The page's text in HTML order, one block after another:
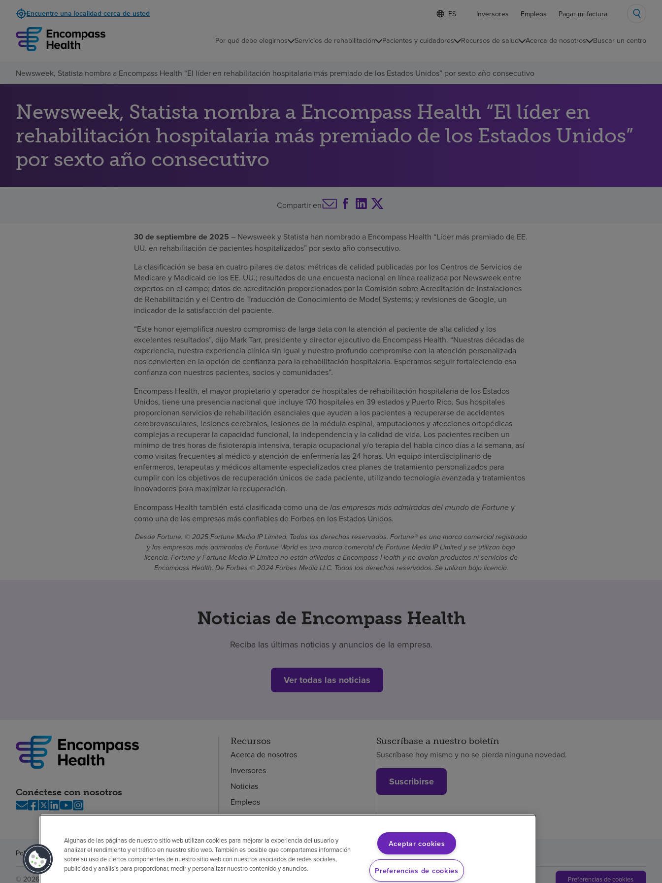
Encuentre una localidad cerca de usted
Lista
de
contraída
d
o
m
e
l
c
i
o
n
Inversores Empleos Pagar mi factura
Por qué debe elegirnos Servicios de rehabilitación Pacientes y cuidadores Recursos de salud Acerca de nosotros Buscar un centro
Newsweek, Statista nombra a Encompass Health “El líder en rehabilitación hospitalaria más premiado de los Estados Unidos” por sexto año consecutivo
Newsweek, Statista nombra a Encompass Health “El líder en
rehabilitación hospitalaria más premiado de los Estados Unidos”
por sexto año consecutivo
Compartir en
30 de septiembre de 2025 – Newsweek y Statista han nombrado a Encompass Health “Líder más premiado de EE.
UU. en rehabilitación de pacientes hospitalizados” por sexto año consecutivo.
La clasificación se basa en cuatro pilares de datos: métricas de calidad publicadas por los Centros de Servicios de
Medicare y Medicaid de los EE. UU.; resultados de una encuesta nacional en línea realizada por Newsweek entre
expertos en el campo; datos de acreditación proporcionados por la Comisión sobre Acreditación de Instalaciones
de Rehabilitación y el Centro de Traducción de Conocimiento de Model Systems; y revisiones de Google, un
indicador de la satisfacción del paciente.
“Este honor ejemplifica nuestro compromiso de larga data con la atención al paciente de alta calidad y los
excelentes resultados”, dijo Mark Tarr, presidente y director ejecutivo de Encompass Health. “Nuestras décadas de
experiencia, nuestra experiencia clínica sin igual y nuestro profundo compromiso con la atención personalizada
nos convierten en la opción de confianza para la rehabilitación hospitalaria. Esperamos seguir fortaleciendo esa
confianza con nuestros pacientes, socios y comunidades”.
Encompass Health, el mayor propietario y operador de hospitales de rehabilitación hospitalaria de los Estados
Unidos, tiene una presencia nacional que incluye 170 hospitales en 39 estados y Puerto Rico. Sus hospitales
proporcionan servicios de rehabilitación esenciales que ayudan a los pacientes a recuperarse de accidentes
cerebrovasculares, lesiones cerebrales, lesiones de la médula espinal, amputaciones y afecciones ortopédicas
complejas a recuperar la capacidad funcional, la independencia y la calidad de vida. Los pacientes reciben un
mínimo de tres horas de fisioterapia intensiva, terapia ocupacional y/o terapia del habla cinco días a la semana, así
como visitas frecuentes al médico y atención de enfermería las 24 horas. Un equipo interdisciplinario de
enfermeros, terapeutas y médicos altamente especializados crea planes de tratamiento personalizados para
cumplir con los objetivos de recuperación únicos de cada paciente, utilizando tecnología avanzada y tratamientos
innovadores para maximizar la recuperación.
Encompass Health también está clasificada como una de las empresas más admiradas del mundo de Fortune y
como una de las empresas más confiables de Forbes en los Estados Unidos.
Desde Fortune. © 2025 Fortune Media IP Limited. Todos los derechos reservados. Fortune® es una marca comercial registrada
y las empresas más admiradas de Fortune World es una marca comercial de Fortune Media IP Limited y se utilizan bajo
licencia. Fortune y Fortune Media IP Limited no están afiliadas a Encompass Health y no avalan productos ni servicios de
Encompass Health. De Forbes © 2024 Forbes Media LLC. Todos los derechos reservados. Se utilizan bajo licencia.
Noticias de Encompass Health
Reciba las últimas noticias y anuncios de la empresa.
Ver todas las noticias
Conéctese con nosotros
Recursos
Acerca de nosotros
Inversores
Noticias
Empleos
Empleados
Suscríbase a nuestro boletín
Suscríbase hoy mismo y no se pierda ninguna novedad.
Suscribirse
Política de privacidadLegalSin sorpresas AccesibilidadSi no habla inglésAviso de no discriminaciónCumplimiento de los proveedores
© 2026 Encompass Health Corporation Preferencias de cookies
Algunas de las páginas de nuestro sitio web utilizan cookies para mejorar la experiencia del usuario y
analizar el rendimiento y el tráfico en nuestro sitio web. También es posible que compartamos información
sobre su uso de ciertos componentes de nuestro sitio web con nuestros asociados de redes sociales,
publicidad y análisis para proporcionar, medir y personalizar nuestro contenido y anuncios.
Aceptar cookies
Preferencias de cookies